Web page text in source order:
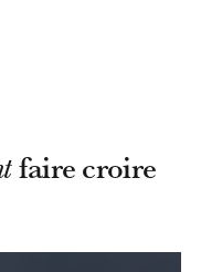
faire croire